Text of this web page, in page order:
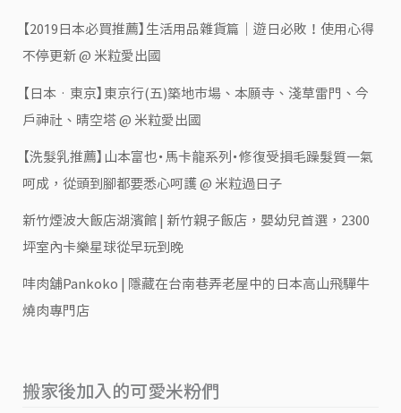
【2019日本必買推薦】生活用品雜貨篇｜遊日必敗！使用心得
不停更新 @ 米粒愛出國
【日本‧東京】東京行(五)築地市場、本願寺、淺草雷門、今
戶神社、晴空塔 @ 米粒愛出國
【洗髮乳推薦】山本富也・馬卡龍系列・修復受損毛躁髮質一氣
呵成，從頭到腳都要悉心呵護 @ 米粒過日子
新竹煙波大飯店湖濱館 | 新竹親子飯店，嬰幼兒首選，2300
坪室內卡樂星球從早玩到晚
㕩肉舖Pankoko | 隱藏在台南巷弄老屋中的日本高山飛驒牛
燒肉專門店
搬家後加入的可愛米粉們